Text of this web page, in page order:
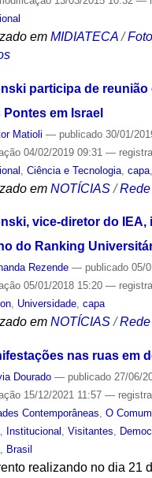
em MIDIATECA /
participa de reunião
Pontes em Israel
Matioli — publicado30/01/
04/02/2019 09:31 —
Ciência e Tecnologia, capa,
em NOTÍCIAS /
vice-diretor do IEA,
do Ranking
Rezende — publicado05/
05/01/2018 15:20 —
, Universidade, capa
em NOTÍCIAS /
nas ruas em
Dourado — publicado27/06/
15/12/2021 11:57 —
Contemporâneas, O Comum
, Institucional , Visitantes,
, Brasil
realizando no dia 21